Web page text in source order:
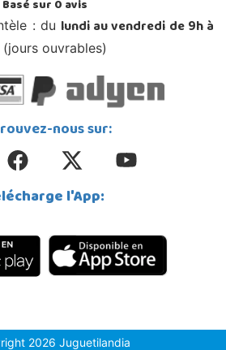
Basé sur0avis
: du lundi au vendredi de 9h à
(jours ouvrables)
nous sur:
l'App:
2026 Juguetilandia